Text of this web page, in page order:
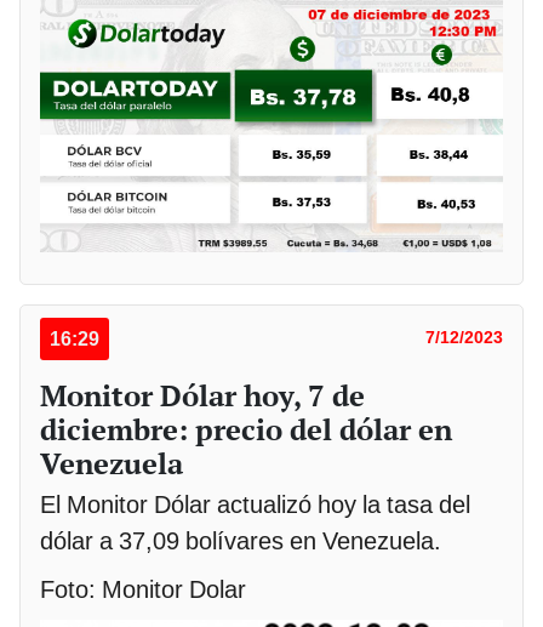
16:29 7/12/2023
Monitor Dólar hoy, 7 de
diciembre: precio del dólar en
Venezuela
El Monitor Dólar actualizó hoy la tasa del
dólar a 37,09 bolívares en Venezuela.
Foto: Monitor Dolar